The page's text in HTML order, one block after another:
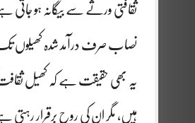
ثقافتی ورثے سے بیگانہ ہو جاتی
نصاب صرف درآمد شدہ کھیلوں تک
یہ بھی حقیقت ہے کہ کھیل ثقافت
ہیں، مگر ان کی روح برقرار